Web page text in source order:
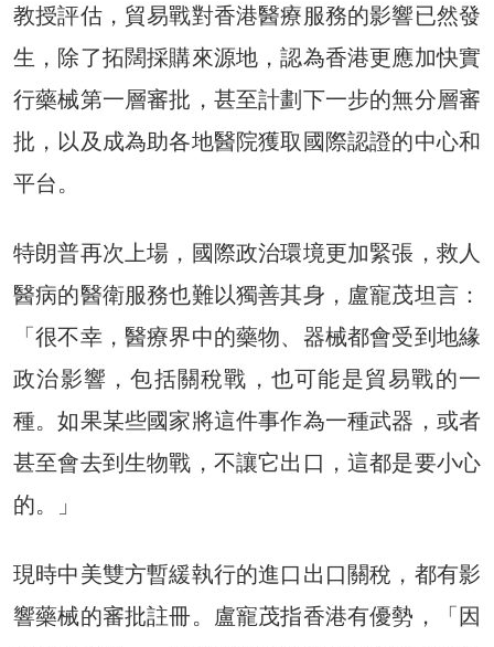
教授評估，貿易戰對香港醫療服務的影響已然發
生，除了拓闊採購來源地，認為香港更應加快實
行藥械第一層審批，甚至計劃下一步的無分層審
批，以及成為助各地醫院獲取國際認證的中心和
平台。
特朗普再次上場，國際政治環境更加緊張，救人
醫病的醫衛服務也難以獨善其身，盧寵茂坦言：
「很不幸，醫療界中的藥物、器械都會受到地緣
政治影響，包括關稅戰，也可能是貿易戰的一
種。如果某些國家將這件事作為一種武器，或者
甚至會去到生物戰，不讓它出口，這都是要小心
的。」
現時中美雙方暫緩執行的進口出口關稅，都有影
響藥械的審批註冊。盧寵茂指香港有優勢，「因